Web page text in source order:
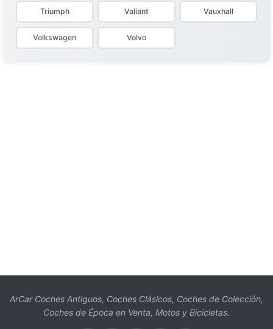
Triumph Valiant Vauxhall
Volkswagen Volvo
ArCar Coches Antiguos, Coches Clásicos, Coches de Colección,
Coches de Época en Venta, Motos y Bicicletas.